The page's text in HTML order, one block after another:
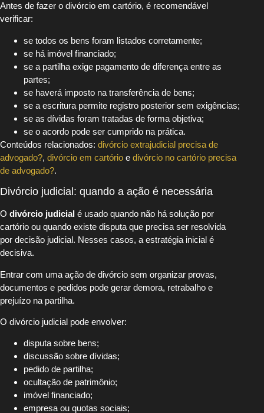
Antes de fazer o divórcio em cartório, é recomendável
verificar:
se todos os bens foram listados corretamente;
se há imóvel financiado;
se a partilha exige pagamento de diferença entre as
partes;
se haverá imposto na transferência de bens;
se a escritura permite registro posterior sem exigências;
se as dívidas foram tratadas de forma objetiva;
se o acordo pode ser cumprido na prática.
Conteúdos relacionados: divórcio extrajudicial precisa de
advogado?, divórcio em cartório e divórcio no cartório precisa
de advogado?.
Divórcio judicial: quando a ação é necessária
O divórcio judicial é usado quando não há solução por
cartório ou quando existe disputa que precisa ser resolvida
por decisão judicial. Nesses casos, a estratégia inicial é
decisiva.
Entrar com uma ação de divórcio sem organizar provas,
documentos e pedidos pode gerar demora, retrabalho e
prejuízo na partilha.
O divórcio judicial pode envolver:
disputa sobre bens;
discussão sobre dívidas;
pedido de partilha;
ocultação de patrimônio;
imóvel financiado;
empresa ou quotas sociais;